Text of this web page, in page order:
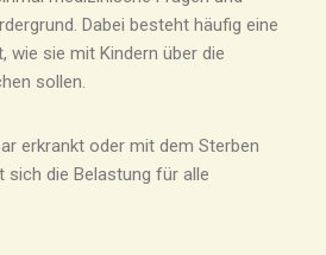
Dabei besteht häufig eine
wie sie mit Kindern über die
sollen.
erkrankt oder mit dem Sterben
die Belastung für alle